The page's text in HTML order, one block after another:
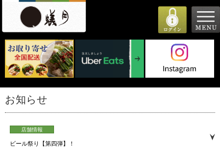
お知らせ
店舗情報
ビール祭り【第四弾】！